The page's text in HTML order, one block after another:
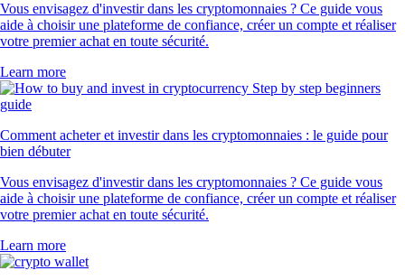
Vous envisagez d'investir dans les cryptomonnaies ? Ce guide vous
aide à choisir une plateforme de confiance, créer un compte et réaliser
votre premier achat en toute sécurité.
Learn more
Comment acheter et investir dans les cryptomonnaies : le guide pour
bien débuter
Vous envisagez d'investir dans les cryptomonnaies ? Ce guide vous
aide à choisir une plateforme de confiance, créer un compte et réaliser
votre premier achat en toute sécurité.
Learn more